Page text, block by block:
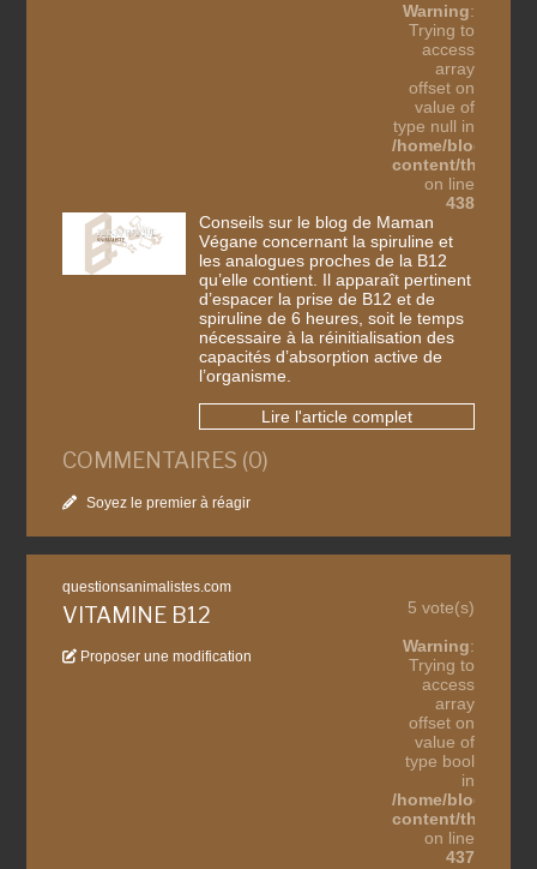
Warning:
Trying to
access
array
offset on
value of
type null in
/home/
content/themes/
on line
438
Conseils sur le blog de Maman
Végane concernant la spiruline et
les analogues proches de la B12
qu’elle contient. Il apparaît pertinent
d’espacer la prise de B12 et de
spiruline de 6 heures, soit le temps
nécessaire à la réinitialisation des
capacités d’absorption active de
l’organisme.
Lire l'article complet
COMMENTAIRES (0)
Soyez le premier à réagir
questionsanimalistes.com
VITAMINE B12
Proposer une modification
5 vote(s)
Warning:
Trying to
access
array
offset on
value of
type bool
in
/home/
content/themes/
on line
437